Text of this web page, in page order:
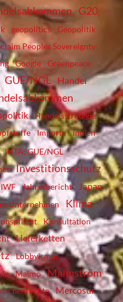
G20
geopolitics
Geopolitik
Peoples Sovereignty
Google Greenpeace
GUE/NGL Handel
Handelsstrategie
Importe
Indien
INTA; GUE/NGL
Investitionsschutz
IWF Jahresbericht
Japan
Unternehmen Klima
Konsultation
Lieferketten
Lobbyismus
Malmö Malmström
Mercosur